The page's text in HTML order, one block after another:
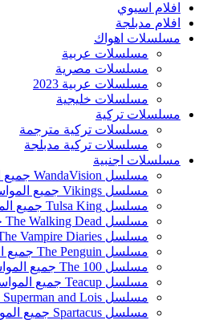
افلام اسيوي
افلام مدبلجة
مسلسلات اهواك
مسلسلات عربية
مسلسلات مصرية
مسلسلات عربية 2023
مسلسلات خليجية
مسلسلات تركية
مسلسلات تركية مترجمة
مسلسلات تركية مدبلجة
مسلسلات اجنبية
مسلسل WandaVision جميع المواسم
مسلسل Vikings جميع المواسم
مسلسل Tulsa King جميع المواسم
مسلسل The Walking Dead جميع المواسم
مسلسل The Vampire Diaries جميع المواسم
مسلسل The Penguin جميع المواسم
مسلسل The 100 جميع المواسم
مسلسل Teacup جميع المواسم
مسلسل Superman and Lois جميع المواسم
مسلسل Spartacus جميع المواسم